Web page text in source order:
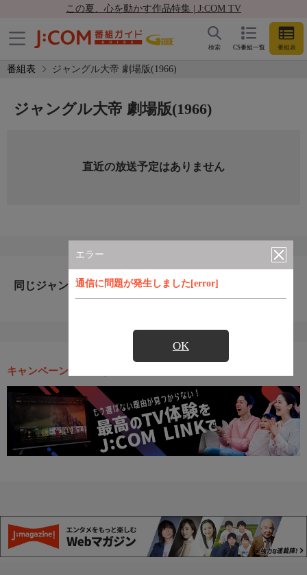
この夏、心を動かす作品特集 | J:COM TV
CS番組一覧 番組表
検索
番組表 ジャングル大帝 劇場版(1966)
エラー
通信に問題が発生しました[error]
OK
ジャングル大帝 劇場版(1966)
直近の放送予定はありません
同じジャンルのおすすめ番組
キャンペーン・お得な情報